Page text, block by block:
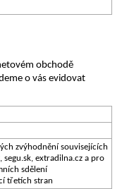
obchodě
o vás evidovat
zvýhodnění souvisejících
segu.sk, extradilna.cz a pro
sdělení
třetích stran